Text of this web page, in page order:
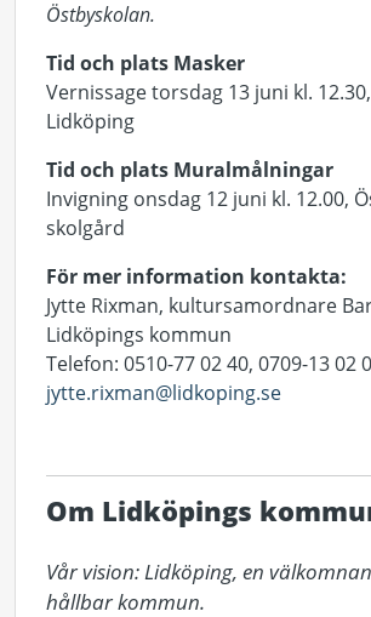
Östbyskolan.
Tid och plats Masker
Vernissage torsdag 13 juni kl.
Lidköping
Tid och plats Muralmålningar
Invigning onsdag 12 juni kl. 12.00,
skolgård
För mer information kontakta:
Jytte Rixman, kultursamordnare
Lidköpings kommun
Telefon: 0510-77 02 40, 0709-13 02
jytte.rixman@lidkoping.se
Om Lidköpings
Vår vision: Lidköping, en
hållbar kommun.